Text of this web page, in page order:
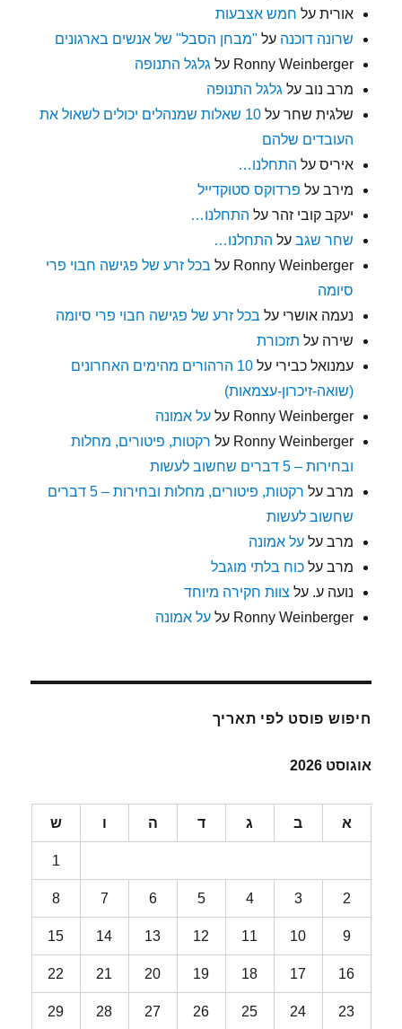
אורית על חמש אצבעות
שרונה דוכנה על "מבחן הסבל" של אנשים בארגונים
Ronny Weinberger על גלגל התנופה
מרב נוב על גלגל התנופה
שלגית שחר על
10 שאלות שמנהלים יכולים לשאול את
העובדים שלהם
איריס על התחלנו…
מירב על פרדוקס סטוקדייל
יעקב קובי זהר על התחלנו…
שחר שגב על התחלנו…
Ronny Weinberger על בכל זרע של פגישה חבוי פרי
סיומה
נעמה אושרי על בכל זרע של פגישה חבוי פרי סיומה
שירה על תזכורת
עמנואל כבירי על
10 הרהורים מהימים האחרונים
(שואה-זיכרון-עצמאות)
Ronny Weinberger עלעל אמונה
Ronny Weinberger על רקטות, פיטורים, מחלות
ובחירות – 5 דברים שחשוב לעשות
מרב על
רקטות, פיטורים, מחלות ובחירות – 5 דברים
שחשוב לעשות
מרב עלעל אמונה
מרב עלכוח בלתי מוגבל
נועה ע. על צוות חקירה מיוחד
Ronny Weinberger עלעל אמונה
חיפוש פוסט לפי תאריך
אוגוסט 2026
א ב ג ד ה ו ש
1
2
3
4
5
6
7
8
9
10
11
12
13
14
15
16
17
18
19
20
21
22
23
24
25
26
27
28
29